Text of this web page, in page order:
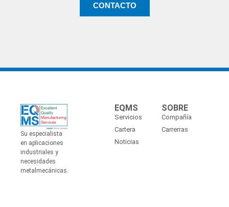
CONTACTO
Su especialista
en aplicaciones
industriales y
necesidades
metalmecánicas.
EQMS
Servicios
Cartera
Noticias
SOBRE
Compañía
Carrerras